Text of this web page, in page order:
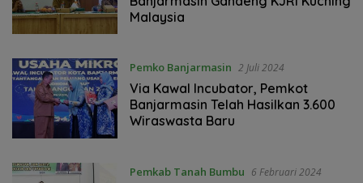
Malaysia
Pemko Banjarmasin 2 Juli 2024
Via Kawal Incubator, Pemkot
Banjarmasin Telah Hasilkan 3.600
Wiraswasta Baru
Pemkab Tanah Bumbu 6 Februari 2024